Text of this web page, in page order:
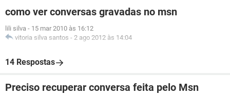
como ver conversas gravadas no msn
lili silva - 15 mar 2010 às 16:12
vitoria silva santos - 2 ago 2012 às 14:04
14 Respostas
Preciso recuperar conversa feita pelo Msn